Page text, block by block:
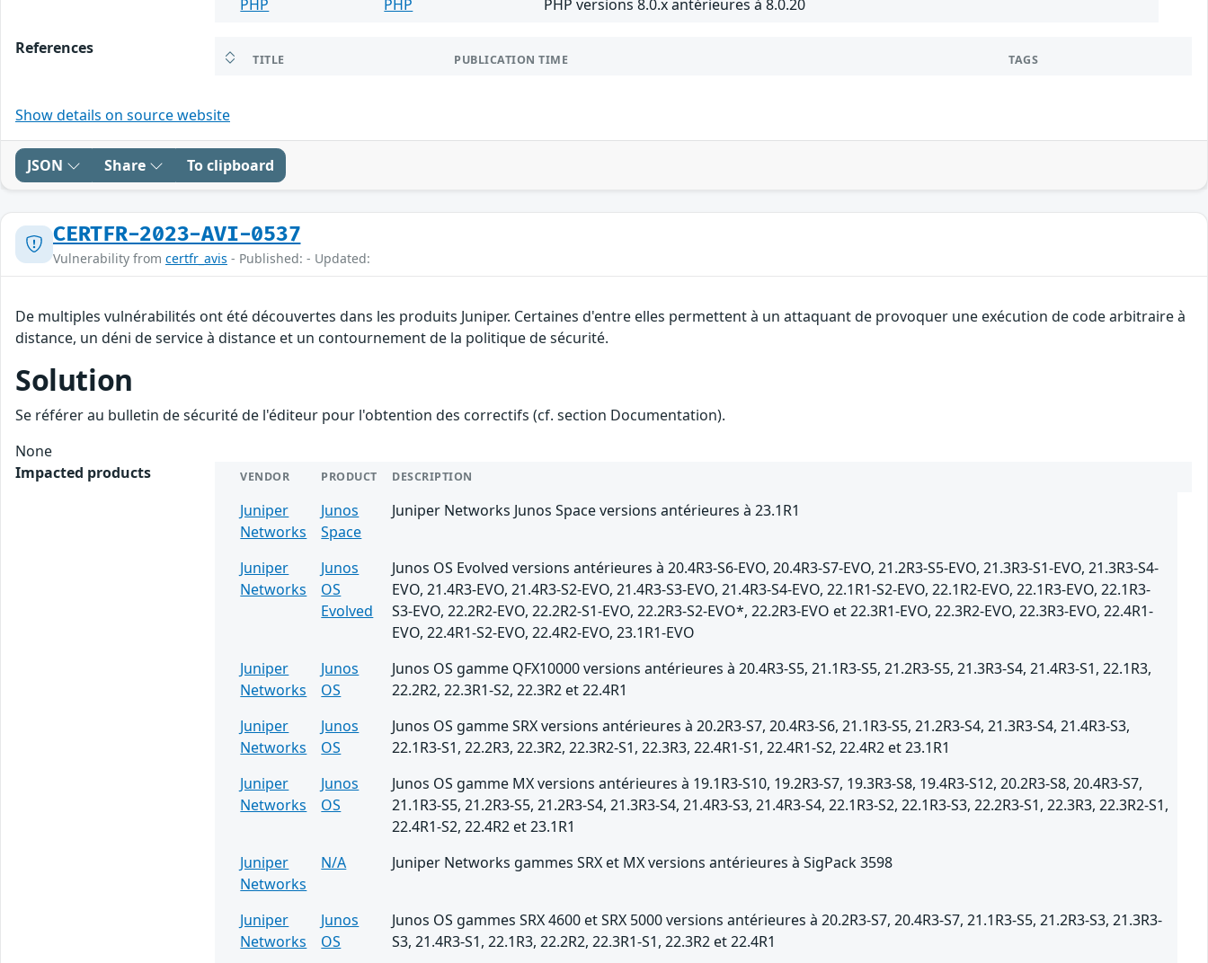
PHP
PHP PHP versions 8.0.x antérieures à 8.0.20
References
TITLE PUBLICATION TIME TAGS
Show details on source website
JSON Share To clipboard
CERTFR-2023-AVI-0537
Vulnerability from certfr_avis - Published: - Updated:
De multiples vulnérabilités ont été découvertes dans les produits Juniper. Certaines d'entre elles permettent à un attaquant de provoquer une exécution de code arbitraire à
distance, un déni de service à distance et un contournement de la politique de sécurité.
Solution
Se référer au bulletin de sécurité de l'éditeur pour l'obtention des correctifs (cf. section Documentation).
None
Impacted products
VENDOR PRODUCT DESCRIPTION
Juniper
Networks
Junos
Space
Juniper Networks Junos Space versions antérieures à 23.1R1
Juniper
Networks
Junos
OS
Evolved
Junos OS Evolved versions antérieures à 20.4R3-S6-EVO, 20.4R3-S7-EVO, 21.2R3-S5-EVO, 21.3R3-S1-EVO, 21.3R3-S4-
EVO, 21.4R3-EVO, 21.4R3-S2-EVO, 21.4R3-S3-EVO, 21.4R3-S4-EVO, 22.1R1-S2-EVO, 22.1R2-EVO, 22.1R3-EVO, 22.1R3-
S3-EVO, 22.2R2-EVO, 22.2R2-S1-EVO, 22.2R3-S2-EVO*, 22.2R3-EVO et 22.3R1-EVO, 22.3R2-EVO, 22.3R3-EVO, 22.4R1-
EVO, 22.4R1-S2-EVO, 22.4R2-EVO, 23.1R1-EVO
Juniper
Networks
Junos
OS
Junos OS gamme QFX10000 versions antérieures à 20.4R3-S5, 21.1R3-S5, 21.2R3-S5, 21.3R3-S4, 21.4R3-S1, 22.1R3,
22.2R2, 22.3R1-S2, 22.3R2 et 22.4R1
Juniper
Networks
Junos
OS
Junos OS gamme SRX versions antérieures à 20.2R3-S7, 20.4R3-S6, 21.1R3-S5, 21.2R3-S4, 21.3R3-S4, 21.4R3-S3,
22.1R3-S1, 22.2R3, 22.3R2, 22.3R2-S1, 22.3R3, 22.4R1-S1, 22.4R1-S2, 22.4R2 et 23.1R1
Juniper
Networks
Junos
OS
Junos OS gamme MX versions antérieures à 19.1R3-S10, 19.2R3-S7, 19.3R3-S8, 19.4R3-S12, 20.2R3-S8, 20.4R3-S7,
21.1R3-S5, 21.2R3-S5, 21.2R3-S4, 21.3R3-S4, 21.4R3-S3, 21.4R3-S4, 22.1R3-S2, 22.1R3-S3, 22.2R3-S1, 22.3R3, 22.3R2-S1,
22.4R1-S2, 22.4R2 et 23.1R1
Juniper
Networks
N/A Juniper Networks gammes SRX et MX versions antérieures à SigPack 3598
Juniper
Networks
Junos
OS
Junos OS gammes SRX 4600 et SRX 5000 versions antérieures à 20.2R3-S7, 20.4R3-S7, 21.1R3-S5, 21.2R3-S3, 21.3R3-
S3, 21.4R3-S1, 22.1R3, 22.2R2, 22.3R1-S1, 22.3R2 et 22.4R1